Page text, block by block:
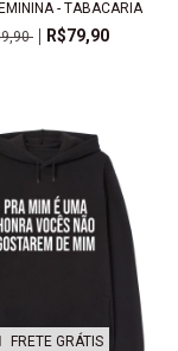
- TABACARIA
R$79,90
FRETE GRÁTIS